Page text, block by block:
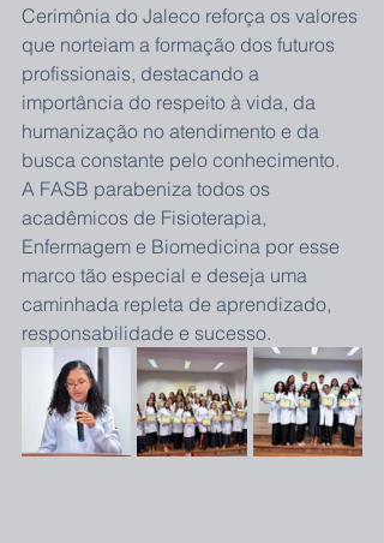
Cerimônia do Jaleco reforça os valores
que norteiam a formação dos futuros
profissionais, destacando a
importância do respeito à vida, da
humanização no atendimento e da
busca constante pelo conhecimento.
A FASB parabeniza todos os
acadêmicos de Fisioterapia,
Enfermagem e Biomedicina por esse
marco tão especial e deseja uma
caminhada repleta de aprendizado,
responsabilidade e sucesso.